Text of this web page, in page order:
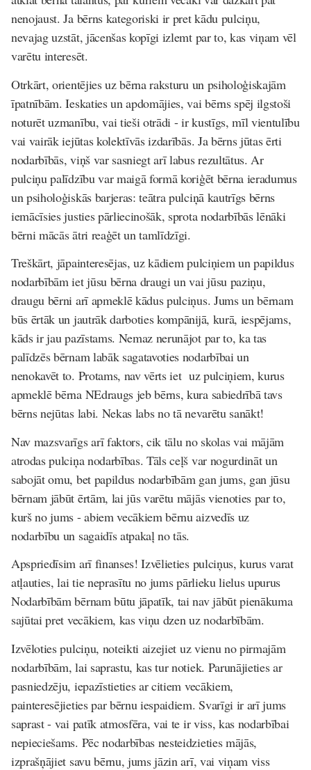
nenojaust. Ja bērns kategoriski ir pret kādu pulciņu,
nevajag uzstāt, jācenšas kopīgi izlemt par to, kas viņam vēl
varētu interesēt.
Otrkārt, orientējies uz bērna raksturu un psiholoģiskajām
īpatnībām. Ieskaties un apdomājies, vai bērns spēj ilgstoši
noturēt uzmanību, vai tieši otrādi - ir kustīgs, mīl vientulību
vai vairāk iejūtas kolektīvās izdarībās. Ja bērns jūtas ērti
nodarbībās, viņš var sasniegt arī labus rezultātus. Ar
pulciņu palīdzību var maigā formā koriģēt bērna ieradumus
un psiholoģiskās barjeras: teātra pulciņā kautrīgs bērns
iemācīsies justies pārliecinošāk, sprota nodarbībās lēnāki
bērni mācās ātri reaģēt un tamlīdzīgi.
Treškārt, jāpainteresējas, uz kādiem pulciņiem un papildus
nodarbībām iet jūsu bērna draugi un vai jūsu paziņu,
draugu bērni arī apmeklē kādus pulciņus. Jums un bērnam
būs ērtāk un jautrāk darboties kompānijā, kurā, iespējams,
kāds ir jau pazīstams. Nemaz nerunājot par to, ka tas
palīdzēs bērnam labāk sagatavoties nodarbībai un
nenokavēt to. Protams, nav vērts iet uz pulciņiem, kurus
apmeklē bērna NEdraugs jeb bērns, kura sabiedrībā tavs
bērns nejūtas labi. Nekas labs no tā nevarētu sanākt!
Nav mazsvarīgs arī faktors, cik tālu no skolas vai mājām
atrodas pulciņa nodarbības. Tāls ceļš var nogurdināt un
sabojāt omu, bet papildus nodarbībām gan jums, gan jūsu
bērnam jābūt ērtām, lai jūs varētu mājās vienoties par to,
kurš no jums - abiem vecākiem bērnu aizvedīs uz
nodarbību un sagaidīs atpakaļ no tās.
Apspriedīsim arī finanses! Izvēlieties pulciņus, kurus varat
atļauties, lai tie neprasītu no jums pārlieku lielus upurus
Nodarbībām bērnam būtu jāpatīk, tai nav jābūt pienākuma
sajūtai pret vecākiem, kas viņu dzen uz nodarbībām.
Izvēloties pulciņu, noteikti aizejiet uz vienu no pirmajām
nodarbībām, lai saprastu, kas tur notiek. Parunājieties ar
pasniedzēju, iepazīstieties ar citiem vecākiem,
painteresējieties par bērnu iespaidiem. Svarīgi ir arī jums
saprast - vai patīk atmosfēra, vai te ir viss, kas nodarbībai
nepieciešams. Pēc nodarbības nesteidzieties mājās,
izprašņājiet savu bērnu, jums jāzin arī, vai viņam viss